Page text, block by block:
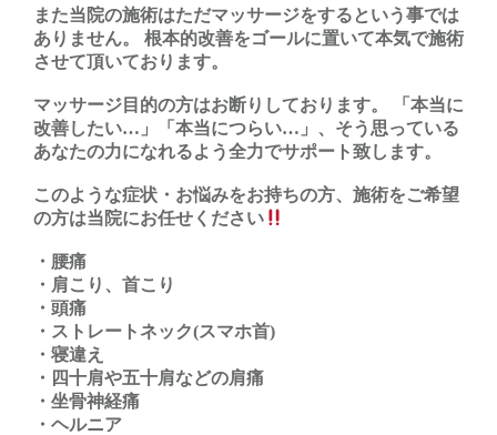
また当院の施術はただマッサージをするという事では
ありません。 根本的改善をゴールに置いて本気で施術
させて頂いております。
マッサージ目的の方はお断りしております。 「本当に
改善したい…」「本当につらい…」、そう思っている
あなたの力になれるよう全力でサポート致します。
このような症状・お悩みをお持ちの方、施術をご希望
の方は当院にお任せください
・腰痛
・肩こり、首こり
・頭痛
・ストレートネック(スマホ首)
・寝違え
・四十肩や五十肩などの肩痛
・坐骨神経痛
・ヘルニア